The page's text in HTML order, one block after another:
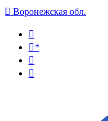
 Воронежская обл.

*

